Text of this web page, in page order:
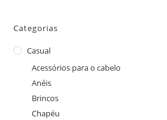
Categorias
Casual
Acessórios para o cabelo
Anéis
Brincos
Chapéu